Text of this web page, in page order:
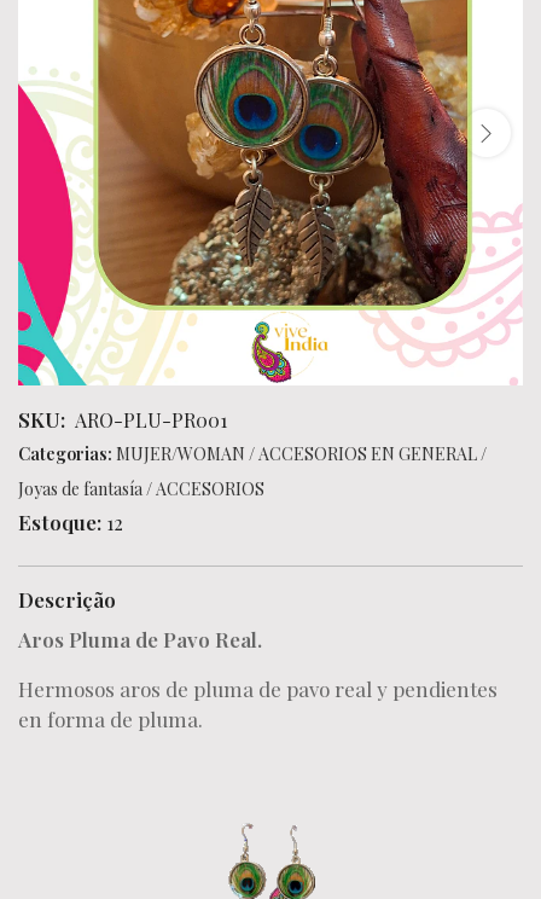
SKU: ARO-PLU-PR001
Categorias: MUJER/WOMAN /ACCESORIOS EN GENERAL/
Joyas de fantasía/ACCESORIOS
Estoque: 12
Descrição
Aros Pluma de Pavo Real.
Hermosos aros de pluma de pavo real y pendientes
en forma de pluma.